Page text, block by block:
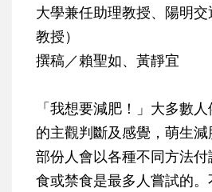
大學兼任助理教授、陽明
教授）
撰稿／賴聖如、黃靜宜
「我想要減肥！」大多數
的主觀判斷及感覺，萌生
部份人會以各種不同方法
食或禁食是最多人嘗試的